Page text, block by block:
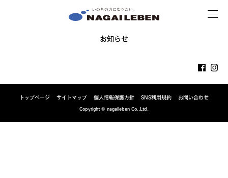
MENU
お知らせ
トップページ サイトマップ 個人情報保護方針 SNS利用規約
お問い合わせ
Copyright © nagaileben Co.,Ltd.